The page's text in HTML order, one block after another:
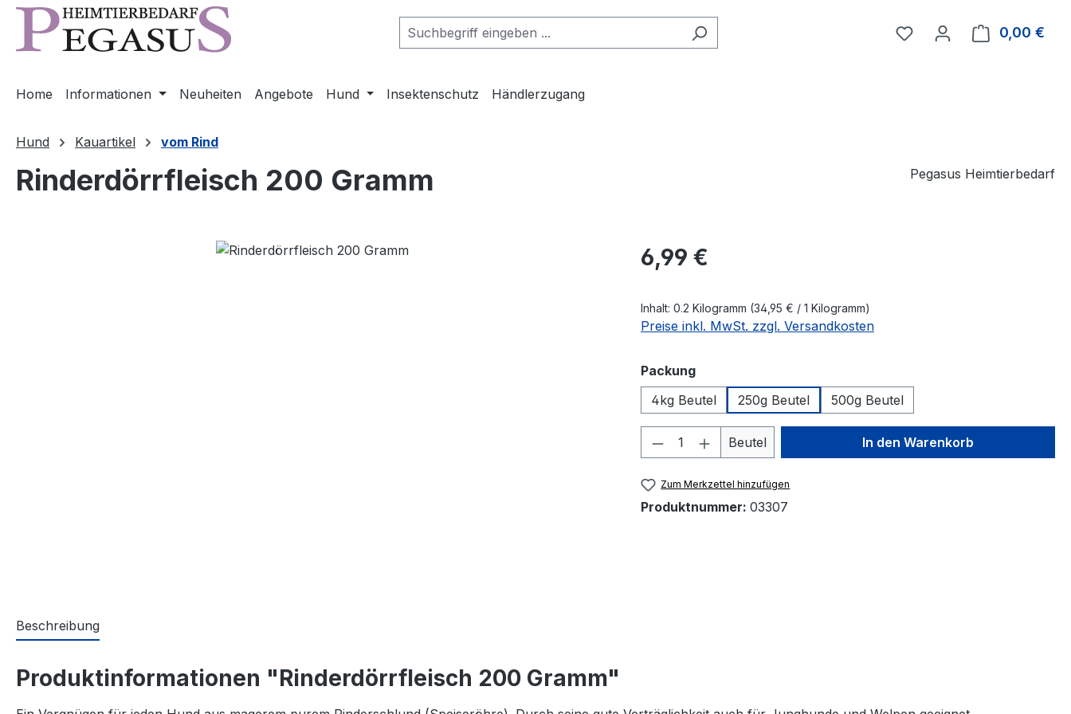
Hauptinhalt springen
Zur Suche springen
Zur Hauptnavigation springen
0,00 €
Home Informationen Neuheiten Angebote Hund Insektenschutz Händlerzugang
Hund Kauartikel vom Rind
Rinderdörrfleisch 200 Gramm Pegasus Heimtierbedarf
Regulärer Preis:
6,99 €
Inhalt: 0.2 Kilogramm (34,95 € / 1 Kilogramm)
Preise inkl. MwSt. zzgl. Versandkosten
Packungauswählen
4kg Beutel
250g Beutel 500g Beutel
Produkt Anzahl: Gib den gewünschten Wert
Beutel In den Warenkorb
Zum Merkzettel hinzufügen
Produktnummer: 03307
Beschreibung
Produktinformationen "Rinderdörrfleisch 200 Gramm"